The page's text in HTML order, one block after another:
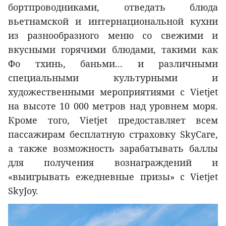
бортпроводниками, отведать блюда
вьетнамской и интернациональной кухни
из разнообразного меню со свежими и
вкусными горячими блюдами, такими как
Фо тхинь, баньми... и различными
специальными культурными и
художественными мероприятиями с Vietjet
на высоте 10 000 метров над уровнем моря.
Кроме того, Vietjet предоставляет всем
пассажирам бесплатную страховку SkyCare,
а также возможность зарабатывать баллы
для получения вознаграждений и
«выигрывать ежедневные призы» с Vietjet
SkyJoy.